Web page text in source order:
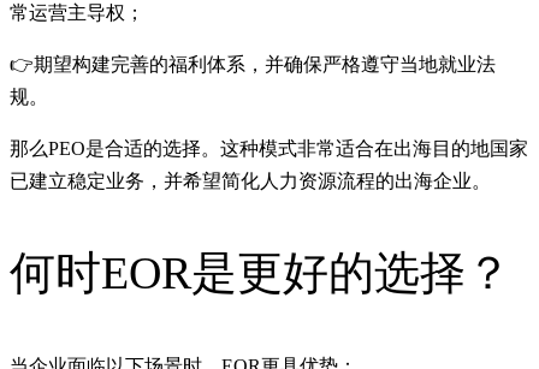
常运营主导权；
👉期望构建完善的福利体系，并确保严格遵守当地就业法
规。
那么PEO是合适的选择。这种模式非常适合在出海目的地国家
已建立稳定业务，并希望简化人力资源流程的出海企业。
何时EOR是更好的选择？